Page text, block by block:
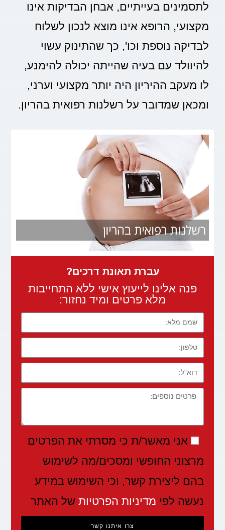
לתסמינים בעייתיים, אבחן הבדיקות אינו
מקצועי, הרופא אינו מוצא לנכון לשלוח
לבדיקה נוספת וכו', כך שהתינוק עשוי
להיוולד עם בעיה שהייתה יכולה להימנע,
לו מעקב ההיריון היה יותר מקצועי וערני,
ומכאן שמדובר על רשלנות רפואית בהריון.
עברת תאונת דרכים?
פנה אלינו לייעוץ אישי ללא התחייבות
מלא פרטים ומיד נחזור:
אני מאשר/ת כי מסרתי את הפרטים
מרצוני החופשי ומסכים/מה לשימוש
בהם ליצירת קשר, וכי השימוש במידע
נעשה לפי מדיניות הפרטיות של האתר
צרו איתנו קשר